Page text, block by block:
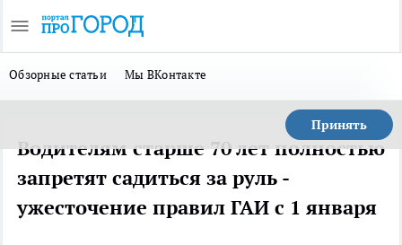
Обзорные статьи Мы ВКонтакте
Принять
Водителям старше 70 лет полностью
запретят садиться за руль -
ужесточение правил ГАИ с 1 января